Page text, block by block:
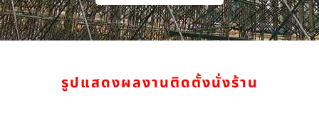
รูปแสดงผลงานติดตั้งนั่งร้าน